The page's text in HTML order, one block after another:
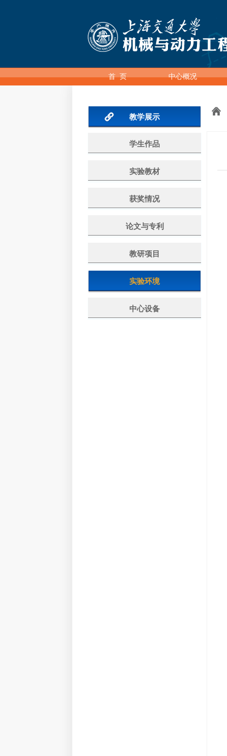
首 页 中心概况
教学展示
学生作品
实验教材
获奖情况
论文与专利
教研项目
实验环境
中心设备